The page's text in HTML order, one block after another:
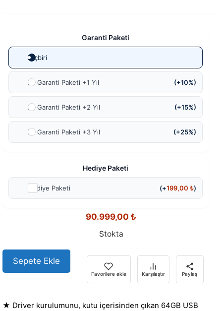
Garanti Paketi
Hiçbiri
Ek Garanti Paketi +1 Yıl (+10%)
Ek Garanti Paketi +2 Yıl (+15%)
Ek Garanti Paketi +3 Yıl (+25%)
Hediye Paketi
Hediye Paketi (+199,00₺)
90.999,00 ₺
Stokta
Sepete Ekle
Favorilere ekle Karşılaştır Paylaş
★ Driver kurulumunu, kutu içerisinden çıkan 64GB USB